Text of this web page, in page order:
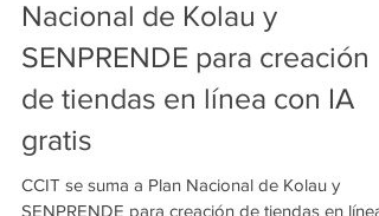
CCIT se suma a Plan
Nacional de Kolau y
SENPRENDE para creación
de tiendas en línea con IA
gratis